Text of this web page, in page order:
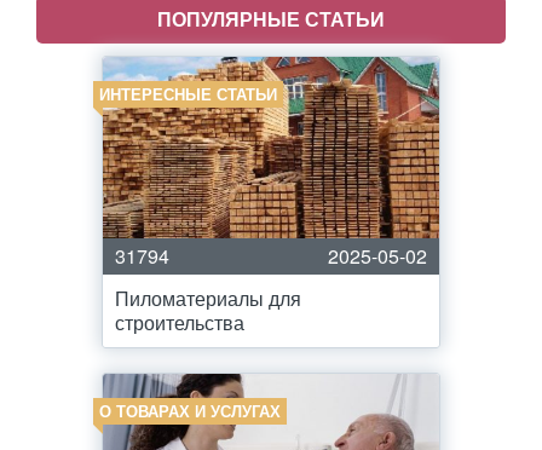
ПОПУЛЯРНЫЕ СТАТЬИ
ИНТЕРЕСНЫЕ СТАТЬИ
31794
2025-05-02
Пиломатериалы для
строительства
О ТОВАРАХ И УСЛУГАХ